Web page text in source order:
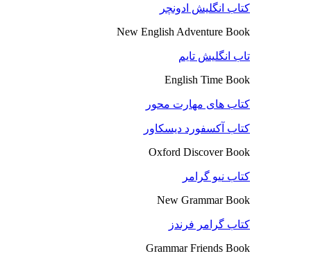
کتاب انگلیش ادونچر
New English Adventure Book
تاب انگلیش تایم
English Time Book
کتاب های مهارت محور
کتاب آکسفورد دیسکاور
Oxford Discover Book
کتاب نیو گرامر
New Grammar Book
کتاب گرامر فرندز
Grammar Friends Book